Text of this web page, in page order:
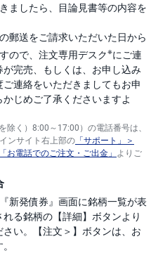
ましたら、目論見書等の内容を
郵送をご請求いただいた日から
ので、注文専用デスク※にご連
完売、もしくは、お申し込み
連絡をいただきましてもお申
じめご了承くださいますよ
く）8:00～17:00）の電話番号は、
ンサイト右上部の 「サポート」＞
お電話でのご注文・ご出金」 よりご
新発債券』画面に銘柄一覧が表
る銘柄の【詳細】ボタンより
さい。【注文＞】ボタンは、お